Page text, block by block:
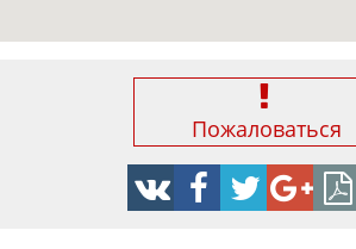
Пожаловаться